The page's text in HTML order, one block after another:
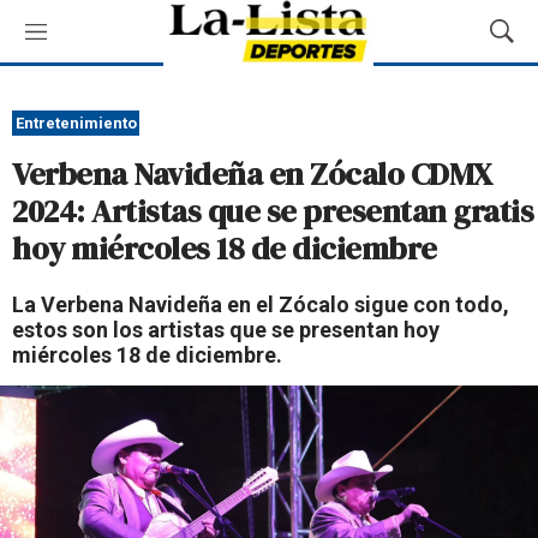
M
e
ú
M
o
B
u
Entretenimiento
Verbena Navideña en Zócalo CDMX
2024: Artistas que se presentan gratis
hoy miércoles 18 de diciembre
La Verbena Navideña en el Zócalo sigue con todo,
estos son los artistas que se presentan hoy
miércoles 18 de diciembre.